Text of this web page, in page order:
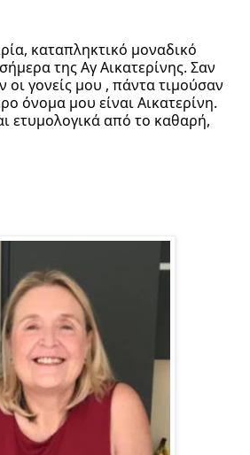
καταπληκτικό μοναδικό
της Αγ Αικατερίνης. Σαν
γονείς μου , πάντα τιμούσαν
όνομα μου είναι Αικατερίνη.
ετυμολογικά από το καθαρή,